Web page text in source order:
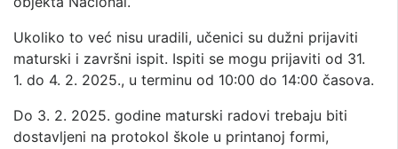
Ukoliko to već nisu uradili, učenici su dužni prijaviti
maturski i završni ispit. Ispiti se mogu prijaviti od 31.
1. do 4. 2. 2025., u terminu od 10:00 do 14:00 časova.
Do 3. 2. 2025. godine maturski radovi trebaju biti
dostavljeni na protokol škole u printanoj formi,